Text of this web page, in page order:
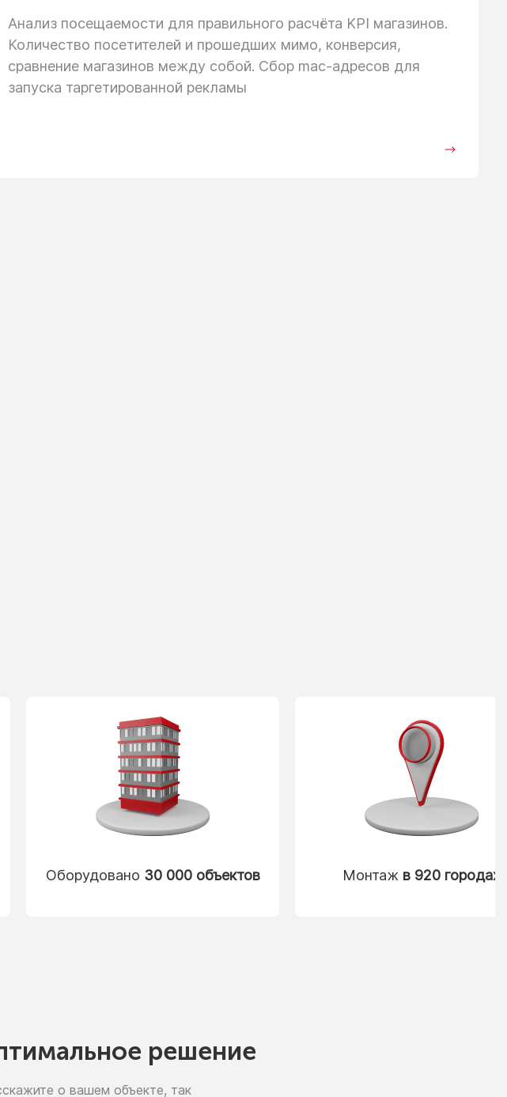
Анализ посещаемости для правильного расчёта KPI магазинов.
Количество посетителей и прошедших мимо, конверсия,
сравнение магазинов между собой. Сбор mac-адресов для
запуска таргетированной рекламы
Оборудовано 30 000 объектов Монтаж в 920 городах
решение
о вашем объекте, так